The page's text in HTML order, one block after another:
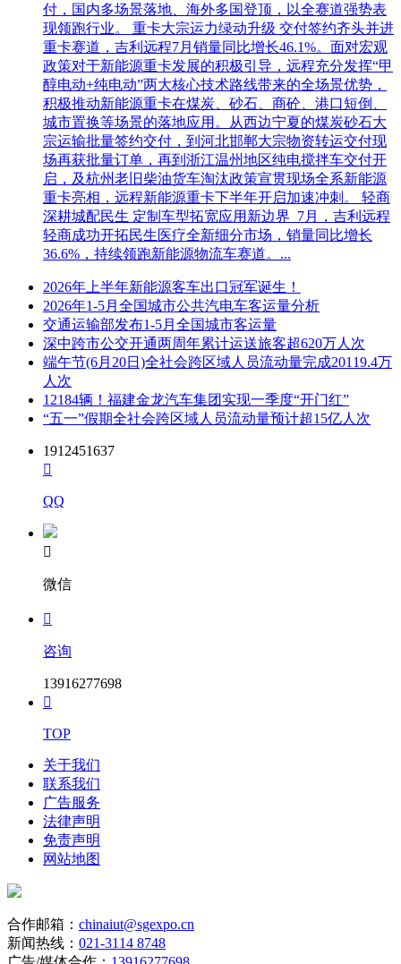
付，国内多场景落地、海外多国登顶，以全赛道强势表
现领跑行业。 重卡大宗运力绿动升级 交付签约齐头并进
重卡赛道，吉利远程7月销量同比增长46.1%。面对宏观
政策对于新能源重卡发展的积极引导，远程充分发挥“甲
醇电动+纯电动”两大核心技术路线带来的全场景优势，
积极推动新能源重卡在煤炭、砂石、商砼、港口短倒、
城市置换等场景的落地应用。从西边宁夏的煤炭砂石大
宗运输批量签约交付，到河北邯郸大宗物资转运交付现
场再获批量订单，再到浙江温州地区纯电搅拌车交付开
启，及杭州老旧柴油货车淘汰政策宣贯现场全系新能源
重卡亮相，远程新能源重卡下半年开启加速冲刺。 轻商
深耕城配民生 定制车型拓宽应用新边界 7月，吉利远程
轻商成功开拓民生医疗全新细分市场，销量同比增长
36.6%，持续领跑新能源物流车赛道。...
2026年上半年新能源客车出口冠军诞生！
2026年1-5月全国城市公共汽电车客运量分析
交通运输部发布1-5月全国城市客运量
深中跨市公交开通两周年累计运送旅客超620万人次
端午节(6月20日)全社会跨区域人员流动量完成20119.4万
人次
12184辆！福建金龙汽车集团实现一季度“开门红”
“五一”假期全社会跨区域人员流动量预计超15亿人次
1912451637

QQ

微信

咨询
13916277698

TOP
关于我们
联系我们
广告服务
法律声明
免责声明
网站地图
合作邮箱： chinaiut@sgexpo.cn
新闻热线： 021-3114 8748